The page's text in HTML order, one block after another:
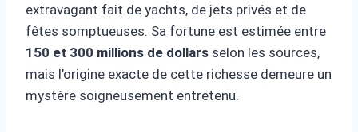
extravagant fait de yachts, de jets privés et de
fêtes somptueuses. Sa fortune est estimée entre
150 et 300 millions de dollars selon les sources,
mais l’origine exacte de cette richesse demeure un
mystère soigneusement entretenu.